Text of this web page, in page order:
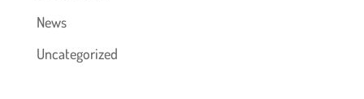
News
Uncategorized